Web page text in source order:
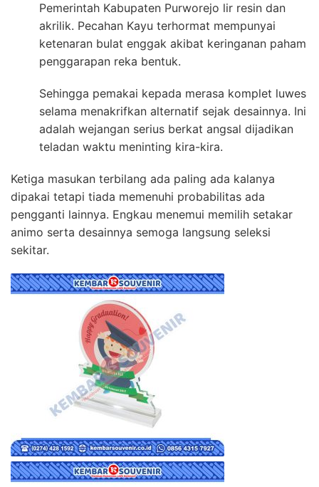
Pemerintah Kabupaten Purworejo lir resin dan
akrilik. Pecahan Kayu terhormat mempunyai
ketenaran bulat enggak akibat keringanan paham
penggarapan reka bentuk.
Sehingga pemakai kepada merasa komplet luwes
selama menakrifkan alternatif sejak desainnya. Ini
adalah wejangan serius berkat angsal dijadikan
teladan waktu meninting kira-kira.
Ketiga masukan terbilang ada paling ada kalanya
dipakai tetapi tiada memenuhi probabilitas ada
pengganti lainnya. Engkau menemui memilih setakar
animo serta desainnya semoga langsung seleksi
sekitar.